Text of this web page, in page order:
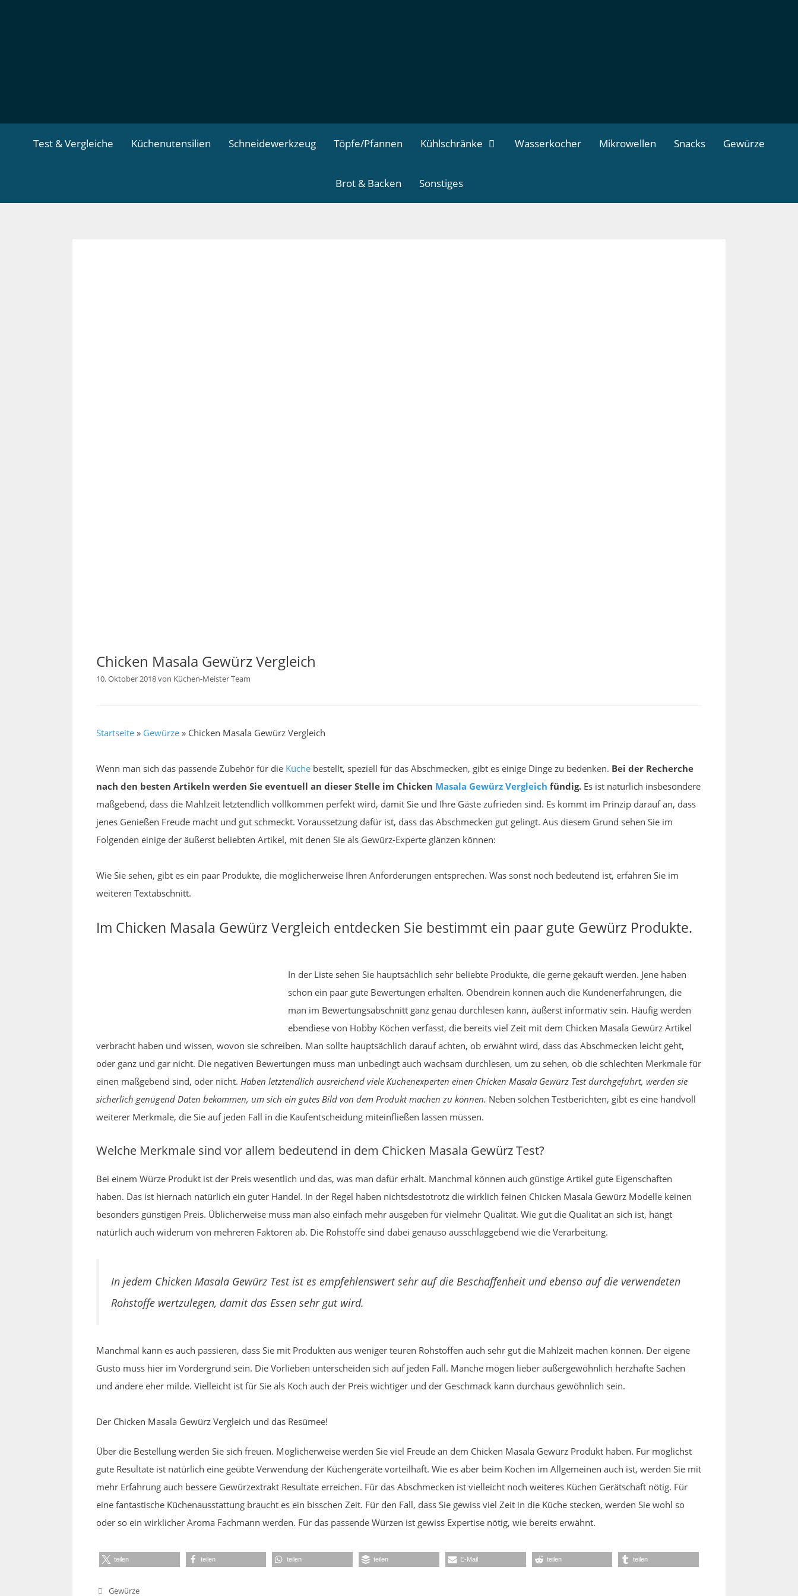
Test & Vergleiche Küchenutensilien Schneidewerkzeug Töpfe/Pfannen Kühlschränke Wasserkocher Mikrowellen Snacks Gewürze
Brot & Backen Sonstiges
Chicken Masala Gewürz Vergleich
10. Oktober 2018von Küchen-Meister Team
Startseite » Gewürze » Chicken Masala Gewürz Vergleich
Wenn man sich das passende Zubehör für die Küche bestellt, speziell für das Abschmecken, gibt es einige Dinge zu bedenken. Bei der Recherche
nach den besten Artikeln werden Sie eventuell an dieser Stelle im Chicken Masala Gewürz Vergleich fündig. Es ist natürlich insbesondere
maßgebend, dass die Mahlzeit letztendlich vollkommen perfekt wird, damit Sie und Ihre Gäste zufrieden sind. Es kommt im Prinzip darauf an, dass
jenes Genießen Freude macht und gut schmeckt. Voraussetzung dafür ist, dass das Abschmecken gut gelingt. Aus diesem Grund sehen Sie im
Folgenden einige der äußerst beliebten Artikel, mit denen Sie als Gewürz-Experte glänzen können:
Wie Sie sehen, gibt es ein paar Produkte, die möglicherweise Ihren Anforderungen entsprechen. Was sonst noch bedeutend ist, erfahren Sie im
weiteren Textabschnitt.
Im Chicken Masala Gewürz Vergleich entdecken Sie bestimmt ein paar gute Gewürz Produkte.
In der Liste sehen Sie hauptsächlich sehr beliebte Produkte, die gerne gekauft werden. Jene haben
schon ein paar gute Bewertungen erhalten. Obendrein können auch die Kundenerfahrungen, die
man im Bewertungsabschnitt ganz genau durchlesen kann, äußerst informativ sein. Häufig werden
ebendiese von Hobby Köchen verfasst, die bereits viel Zeit mit dem Chicken Masala Gewürz Artikel
verbracht haben und wissen, wovon sie schreiben. Man sollte hauptsächlich darauf achten, ob erwähnt wird, dass das Abschmecken leicht geht,
oder ganz und gar nicht. Die negativen Bewertungen muss man unbedingt auch wachsam durchlesen, um zu sehen, ob die schlechten Merkmale für
einen maßgebend sind, oder nicht. Haben letztendlich ausreichend viele Küchenexperten einen Chicken Masala Gewürz Test durchgeführt, werden sie
sicherlich genügend Daten bekommen, um sich ein gutes Bild von dem Produkt machen zu können. Neben solchen Testberichten, gibt es eine handvoll
weiterer Merkmale, die Sie auf jeden Fall in die Kaufentscheidung miteinfließen lassen müssen.
Welche Merkmale sind vor allem bedeutend in dem Chicken Masala Gewürz Test?
Bei einem Würze Produkt ist der Preis wesentlich und das, was man dafür erhält. Manchmal können auch günstige Artikel gute Eigenschaften
haben. Das ist hiernach natürlich ein guter Handel. In der Regel haben nichtsdestotrotz die wirklich feinen Chicken Masala Gewürz Modelle keinen
besonders günstigen Preis. Üblicherweise muss man also einfach mehr ausgeben für vielmehr Qualität. Wie gut die Qualität an sich ist, hängt
natürlich auch widerum von mehreren Faktoren ab. Die Rohstoffe sind dabei genauso ausschlaggebend wie die Verarbeitung.
In jedem Chicken Masala Gewürz Test ist es empfehlenswert sehr auf die Beschaffenheit und ebenso auf die verwendeten
Rohstoffe wertzulegen, damit das Essen sehr gut wird.
Manchmal kann es auch passieren, dass Sie mit Produkten aus weniger teuren Rohstoffen auch sehr gut die Mahlzeit machen können. Der eigene
Gusto muss hier im Vordergrund sein. Die Vorlieben unterscheiden sich auf jeden Fall. Manche mögen lieber außergewöhnlich herzhafte Sachen
und andere eher milde. Vielleicht ist für Sie als Koch auch der Preis wichtiger und der Geschmack kann durchaus gewöhnlich sein.
Der Chicken Masala Gewürz Vergleich und das Resümee!
Über die Bestellung werden Sie sich freuen. Möglicherweise werden Sie viel Freude an dem Chicken Masala Gewürz Produkt haben. Für möglichst
gute Resultate ist natürlich eine geübte Verwendung der Küchengeräte vorteilhaft. Wie es aber beim Kochen im Allgemeinen auch ist, werden Sie mit
mehr Erfahrung auch bessere Gewürzextrakt Resultate erreichen. Für das Abschmecken ist vielleicht noch weiteres Küchen Gerätschaft nötig. Für
eine fantastische Küchenausstattung braucht es ein bisschen Zeit. Für den Fall, dass Sie gewiss viel Zeit in die Küche stecken, werden Sie wohl so
oder so ein wirklicher Aroma Fachmann werden. Für das passende Würzen ist gewiss Expertise nötig, wie bereits erwähnt.
teilen teilen teilen teilen E-Mail teilen teilen
Kategorien
Gewürze